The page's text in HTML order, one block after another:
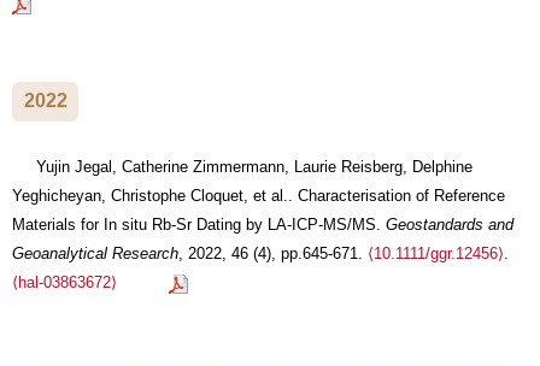
2022
Yujin Jegal, Catherine Zimmermann, Laurie Reisberg, Delphine
Yeghicheyan, Christophe Cloquet, et al.. Characterisation of Reference
Materials for In situ Rb-Sr Dating by LA-ICP-MS/MS. Geostandards and
Geoanalytical Research, 2022, 46 (4), pp.645-671. ⟨10.1111/ggr.12456⟩.
⟨hal-03863672⟩